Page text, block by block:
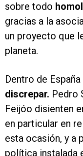
sobre todo
gracias a la
un proyecto que
planeta.
Dentro de España
discrepar. Pedro
Feijóo disienten
en particular en
esta ocasión, y a
política instalada